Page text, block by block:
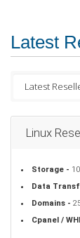
Latest
Linux
Storage -
Data
Domains -
Cpanel /